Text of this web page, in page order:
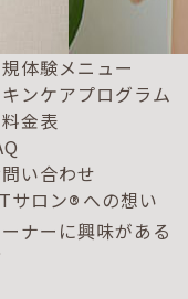
体験メニュー
ンケアプログラム
金表
い合わせ
サロン® への想い
ナーに興味がある